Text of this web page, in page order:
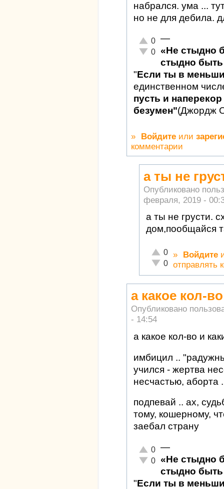
набрался. ума ...
но не для дебила.
Отлично!
0
Неадекватно!
0
—
«Не стыдно
стыдно быть
"Если ты в
единственном
пусть и
безумен"(Джордж
» Войдите или
комментарии
а ты не
Опубликовано
февраля, 2019 -
а ты не грусти.
дом,пообщайся
Отлично!
0
Неадекватно!
0
» Войдите
отправлять
а какое кол-
Опубликовано
- 14:54
а какое кол-во и
имбицил ..
учился - жертва
несчастью, аборта .
подпевай .. ах,
тому, кошерному,
заебал страну
Отлично!
0
Неадекватно!
0
—
«Не стыдно
стыдно быть
"Если ты в